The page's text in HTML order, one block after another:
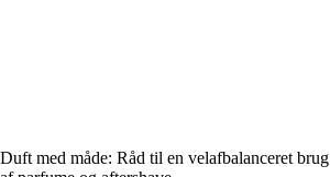
Duft med måde: Råd til en velafbalanceret brug